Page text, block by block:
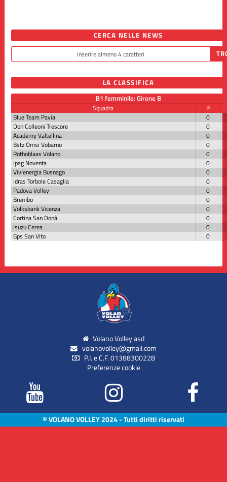
CERCA NELLE NEWS
LA CLASSIFICA
B1 femminile: Girone B
Squadra
P
Blue Team Pavia
0
Don Colleoni Trescore
0
Academy Valtellina
0
Bstz Omsi Vobarno
0
Rothoblaas Volano
0
Ipag Noventa
0
Vivienergia Busnago
0
Idras Torbole Casaglia
0
Padova Volley
0
Brembo
0
Volksbank Vicenza
0
Cortina San Donà
0
Isuzu Cerea
0
Gps San Vito
0
Volano Volley asd
volanovolley@gmail.com
P.I. e C.F. 01388300228
Preferenze cookie
© VOLANO VOLLEY 2024 - Tutti diritti riservati